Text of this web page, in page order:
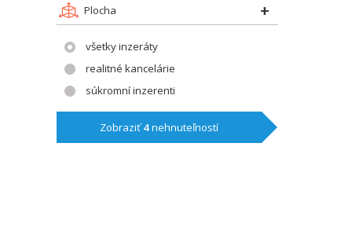
Plocha
všetky inzeráty
realitné kancelárie
súkromní inzerenti
Zobraziť4nehnuteľností